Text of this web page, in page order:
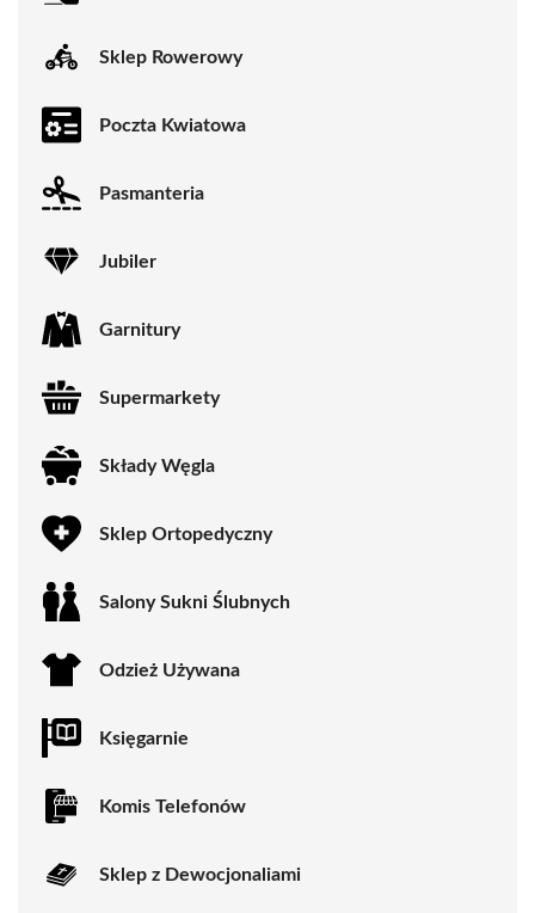
Sklep Rowerowy
Poczta Kwiatowa
Pasmanteria
Jubiler
Garnitury
Supermarkety
Składy Węgla
Sklep Ortopedyczny
Salony Sukni Ślubnych
Odzież Używana
Księgarnie
Komis Telefonów
Sklep z Dewocjonaliami